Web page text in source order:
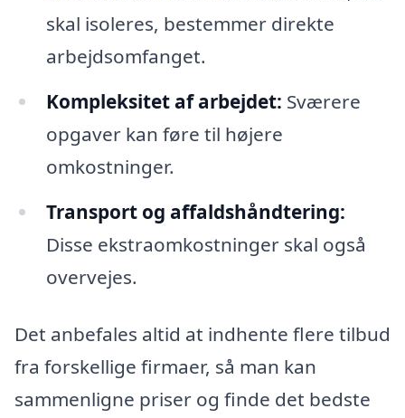
skal isoleres, bestemmer direkte
arbejdsomfanget.
Kompleksitet af arbejdet: Sværere
opgaver kan føre til højere
omkostninger.
Transport og affaldshåndtering:
Disse ekstraomkostninger skal også
overvejes.
Det anbefales altid at indhente flere tilbud
fra forskellige firmaer, så man kan
sammenligne priser og finde det bedste